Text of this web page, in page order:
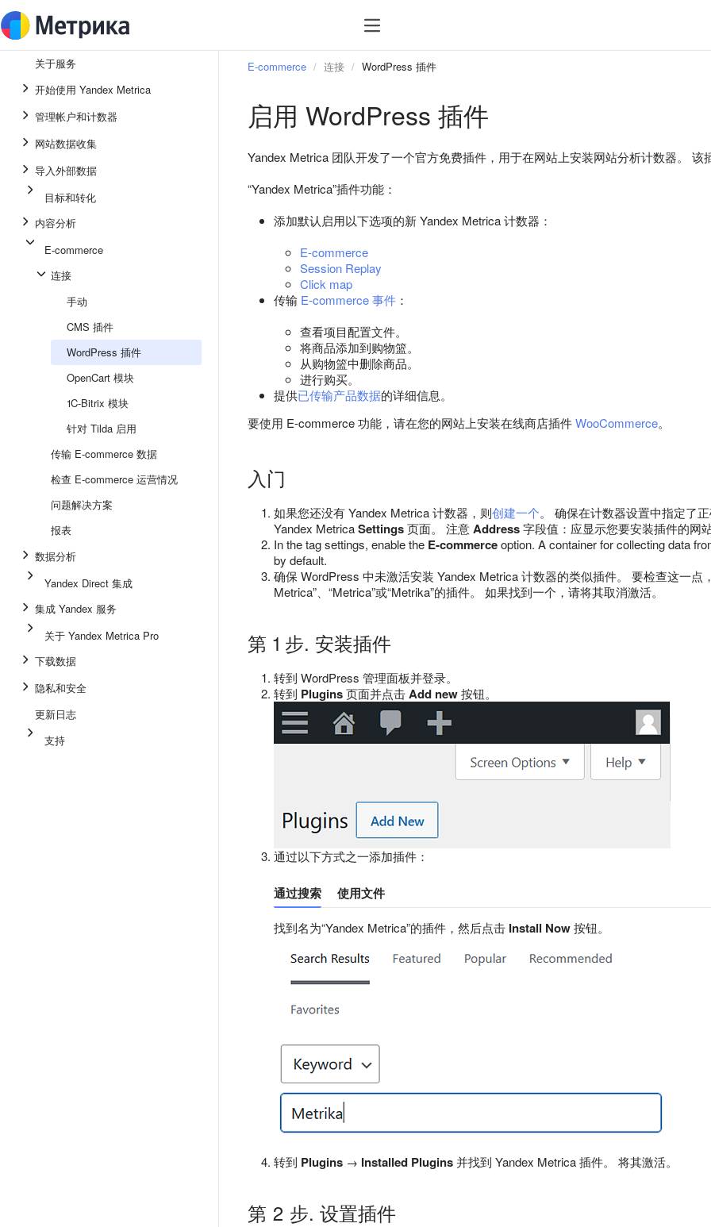
关于服务
开始使用 Yandex Metrica
管理帐户和计数器
网站数据收集
导入外部数据
目标和转化
内容分析
E-commerce
连接
手动
CMS 插件
WordPress 插件
OpenCart 模块
1C-Bitrix 模块
针对 Tilda 启用
传输 E-commerce 数据
检查 E-commerce 运营情况
问题解决方案
报表
数据分析
Yandex Direct 集成
集成 Yandex 服务
关于 Yandex Metrica Pro
下载数据
隐私和安全
更新日志
支持
E-commerce 连接 WordPress 插件
启用 WordPress 插件
Yandex Metrica 团队开发了一个官方免费插件，用于在网站上安装网站分析计数器。 该
“Yandex Metrica”插件功能：
添加默认启用以下选项的新 Yandex Metrica 计数器：
E-commerce
Session Replay
Click map
传输 E-commerce 事件 ：
查看项目配置文件。
将商品添加到购物篮。
从购物篮中删除商品。
进行购买。
提供已传输产品数据的详细信息。
要使用 E-commerce 功能，请在您的网站上安装在线商店插件WooCommerce。
入门
如果您还没有 Yandex Metrica 计数器，则创建一个。 确保在计数器设置中指定了
Yandex MetricaSettings页面。 注意Address字段值：应显示您要安装插件的网站
In the tag settings, enable the E-commerceoption. A container for collecting data
by default.
确保 WordPress 中未激活安装 Yandex Metrica 计数器的类似插件。 要检查这一点
Metrica”、“Metrica”或“Metrika”的插件。 如果找到一个，请将其取消激活。
第 1 步. 安装插件
转到 WordPress 管理面板并登录。
转到 Plugins页面并点击Add new按钮。
通过以下方式之一添加插件：
通过搜索 使用文件
找到名为“Yandex Metrica”的插件，然后点击 Install Now按钮。
转到 Plugins → Installed Plugins并找到 Yandex Metrica 插件。 将其激活。
第 2 步. 设置插件